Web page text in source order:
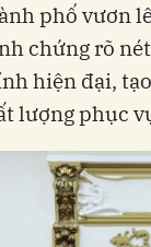
phố vươn
chứng rõ
hiện đại,
lượng phục